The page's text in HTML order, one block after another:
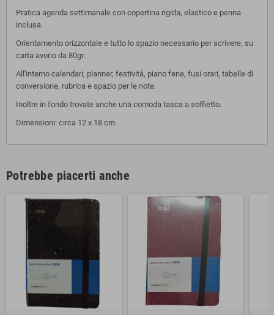
Pratica agenda settimanale con copertina rigida, elastico e penna
inclusa.
Orientamento orizzontale e tutto lo spazio necessario per scrivere, su
carta avorio da 80gr.
All'interno calendari, planner, festività, piano ferie, fusi orari, tabelle di
conversione, rubrica e spazio per le note.
Inoltre in fondo trovate anche una comoda tasca a soffietto.
Dimensioni: circa 12 x 18 cm.
Potrebbe piacerti anche